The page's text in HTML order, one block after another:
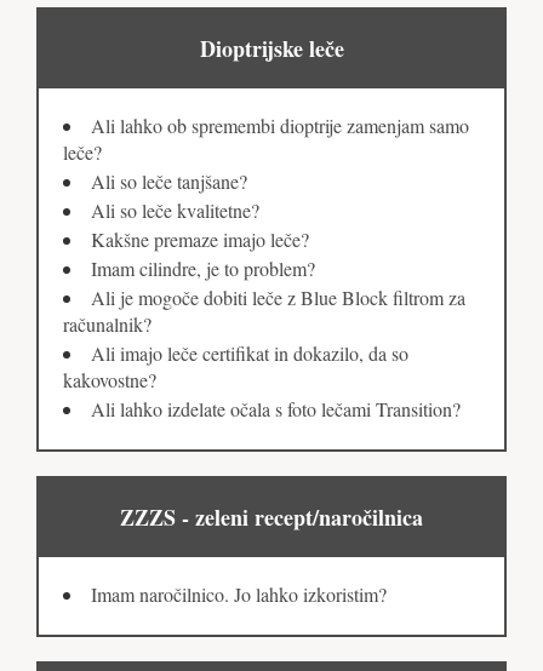
Dioptrijske leče
Ali lahko ob spremembi dioptrije zamenjam samo
leče?
Ali so leče tanjšane?
Ali so leče kvalitetne?
Kakšne premaze imajo leče?
Imam cilindre, je to problem?
Ali je mogoče dobiti leče z Blue Block filtrom za
računalnik?
Ali imajo leče certifikat in dokazilo, da so
kakovostne?
Ali lahko izdelate očala s foto lečami Transition?
ZZZS - zeleni recept/naročilnica
Imam naročilnico. Jo lahko izkoristim?